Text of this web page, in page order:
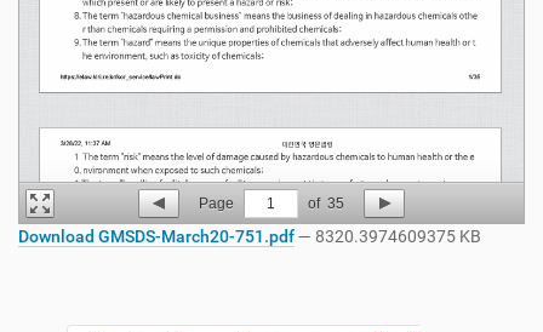
Page 1 of 35
Download GMSDS-March20-751.pdf— 8320.3974609375 KB